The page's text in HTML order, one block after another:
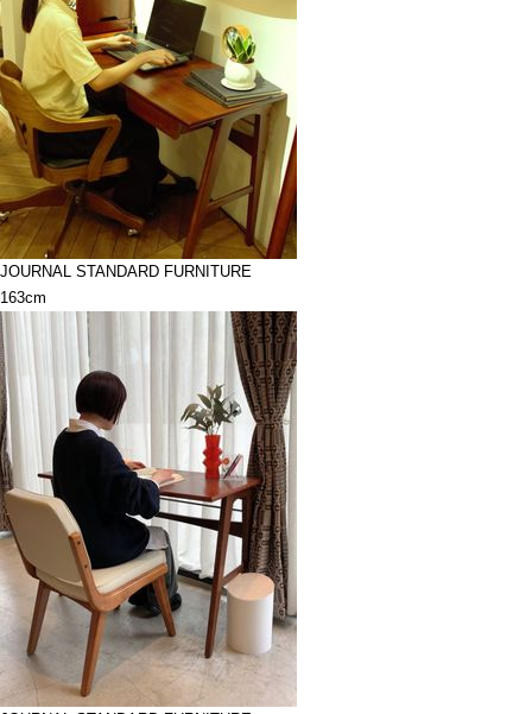
JOURNAL STANDARD FURNITURE
163cm